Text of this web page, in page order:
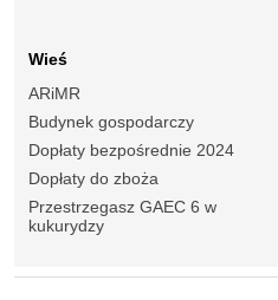
Wieś
ARiMR
Budynek gospodarczy
Dopłaty bezpośrednie 2024
Dopłaty do zboża
Przestrzegasz GAEC 6 w
kukurydzy